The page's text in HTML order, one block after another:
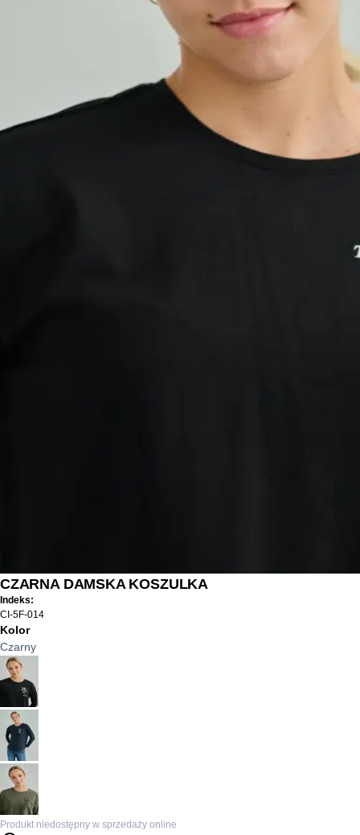
CZARNA DAMSKA KOSZULKA
Indeks:
CI-5F-014
Kolor
Czarny
Produkt niedostępny w sprzedaży online